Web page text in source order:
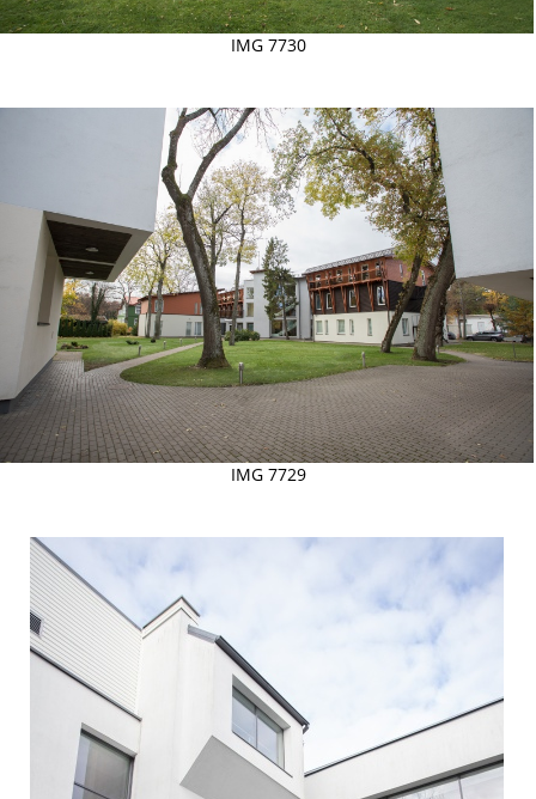
IMG 7730
IMG 7729